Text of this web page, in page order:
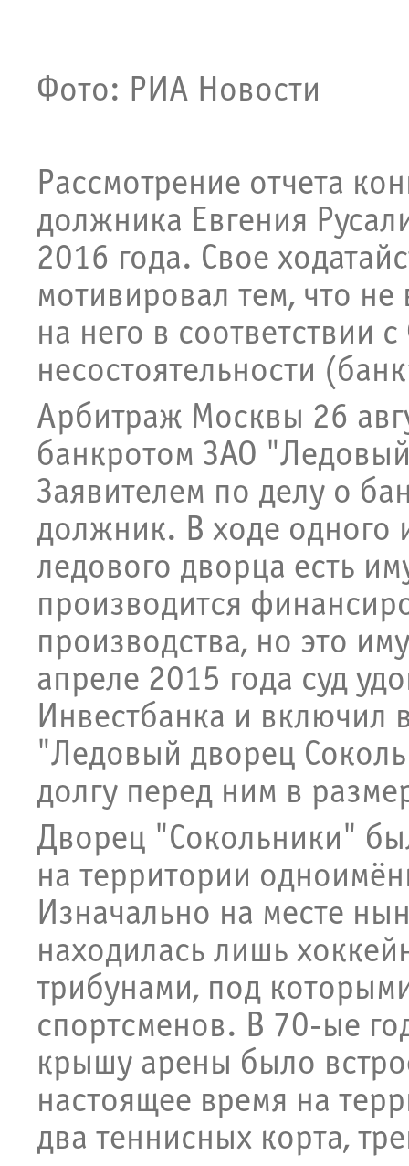
Фото: РИА Новости
Рассмотрение отчета
должника Евгения
2016 года. Свое
мотивировал тем, что
на него в соответствии
несостоятельности
Арбитраж Москвы 26
банкротом ЗАО
Заявителем по делу о
должник. В ходе одного
ледового дворца есть
производится
производства, но это
апреле 2015 года суд
Инвестбанка и включил
"Ледовый дворец
долгу перед ним в
Дворец "Сокольники"
на территории
Изначально на месте
находилась лишь
трибунами, под
спортсменов. В 70-ые
крышу арены было
настоящее время на
два теннисных корта,